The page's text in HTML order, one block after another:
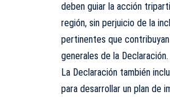
deben guiar la acción
región, sin perjuicio de la
pertinentes que
generales de la Declaración.
La Declaración también
para desarrollar un plan de